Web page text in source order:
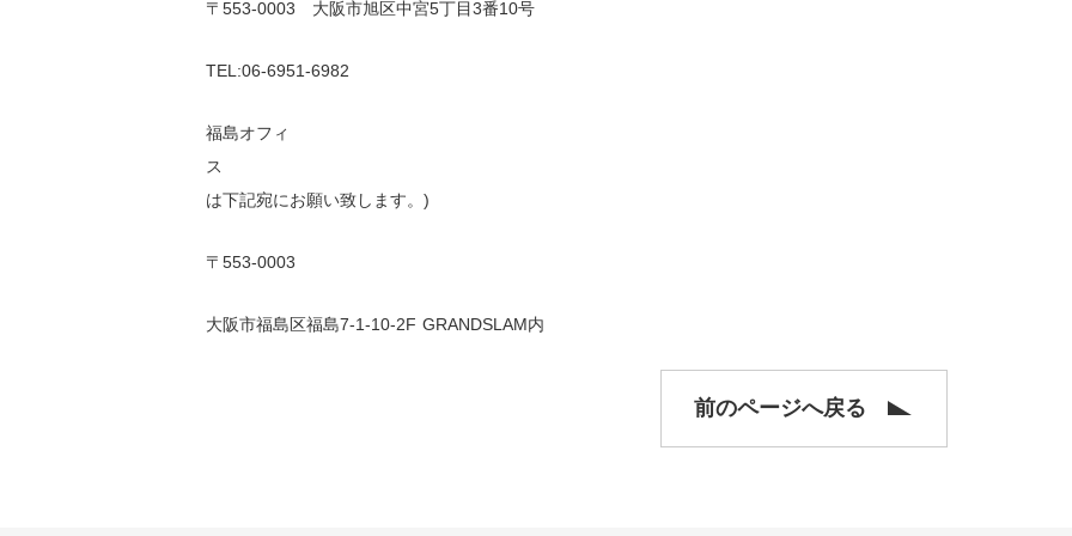
〒553-0003 大阪市旭区中宮5丁目3番10号
TEL:06-6951-6982
福島オフィ
ス (郵
は下記宛にお願い致します。)
〒553-0003
大阪市福島区福島7-1-10-2F GRANDSLAM内
前のページへ戻る